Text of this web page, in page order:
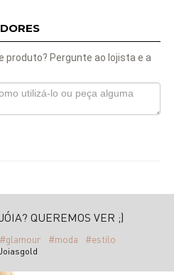
produto? Pergunte ao lojista e a
QUEREMOS VER ;)
#glamour #moda #estilo